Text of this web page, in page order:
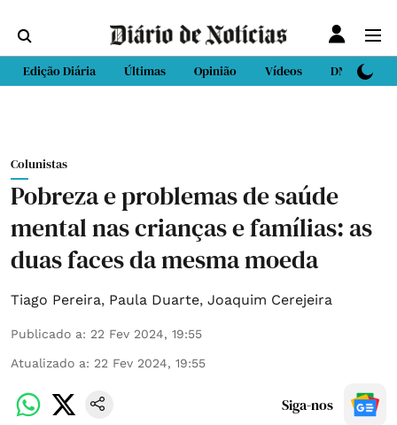
Edição Diária Últimas Opinião Vídeos DN Sport
Colunistas
Pobreza e problemas de saúde
mental nas crianças e famílias: as
duas faces da mesma moeda
Tiago Pereira, Paula Duarte, Joaquim Cerejeira
Publicado a: 22 Fev 2024, 19:55
Atualizado a: 22 Fev 2024, 19:55
Siga-nos